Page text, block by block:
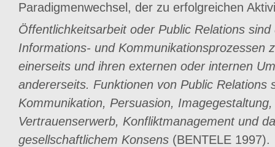
Paradigmenwechsel, der zu erfolgreichen
Öffentlichkeitsarbeit oder Public Relations
Informations- und Kommunikationsprozessen
einerseits und ihren externen oder internen
andererseits. Funktionen von Public Relations
Kommunikation, Persuasion,
Vertrauenserwerb, Konfliktmanagement und
gesellschaftlichem Konsens (BENTELE 1997).